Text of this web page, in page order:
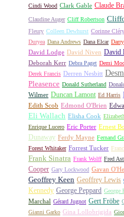
Cindi Wood Clark Gable Claude
Claudine Auger Cliff Robertson
Fleury Colleen Dewhurst Corinne Cléry
Duryea Dana Andrews Dana Elcar
David Lodge David Niven David
Deborah Kerr Debra Paget Demi
Derek Francis Derren Nesbitt
Pleasence Donald Sutherland
Wilmer Duncan Lamont Ed Harris
Edith Scob Edmond O'Brien
Eli Wallach Elisha Cook
Enrique Lucero Eric Porter Ernest
Dunaway Ferdy Mayne Fernand
Forest Whitaker Forrest Tucker
Frank Sinatra Frank Wolff Fred
Cooper Gary Lockwood Gavan
Geoffrey Keen Geoffrey Lewis
Kennedy George Peppard George
Marchal Gérard Jugnot Gert Fröbe
Gianni Garko Gina Lollobrigida